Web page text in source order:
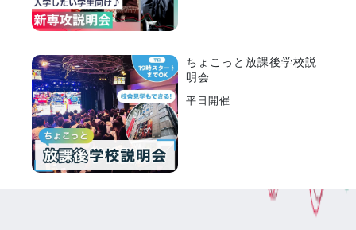
ちょこっと放課後学校説
明会
平日開催